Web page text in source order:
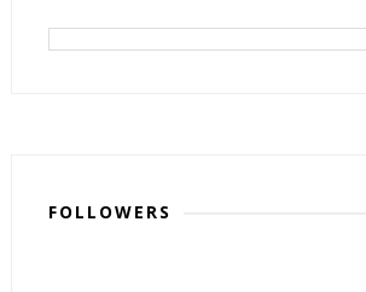
FOLLOWERS